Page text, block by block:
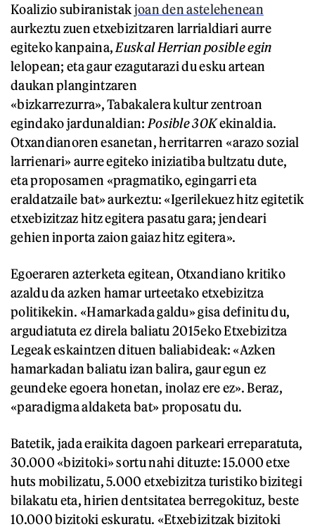
Koalizio subiranistakjoan den astelehenean
aurkeztu zuen etxebizitzaren larrialdiari aurre
egiteko kanpaina, Euskal Herrian posible egin
lelopean; eta gaur ezagutarazi du esku artean
daukan plangintzaren
«bizkarrezurra», Tabakalera kultur zentroan
egindako jardunaldian: Posible 30Kekinaldia.
Otxandianoren esanetan, herritarren «arazo sozial
larrienari» aurre egiteko iniziatiba bultzatu dute,
eta proposamen «pragmatiko, egingarri eta
eraldatzaile bat» aurkeztu: «Igerilekuez hitz egitetik
etxebizitzaz hitz egitera pasatu gara; jendeari
gehien inporta zaion gaiaz hitz egitera».
Egoeraren azterketa egitean, Otxandiano kritiko
azaldu da azken hamar urteetako etxebizitza
politikekin. «Hamarkada galdu» gisa definitu du,
argudiatuta ez direla baliatu 2015eko Etxebizitza
Legeak eskaintzen dituen baliabideak: «Azken
hamarkadan baliatu izan balira, gaur egun ez
geundeke egoera honetan, inolaz ere ez». Beraz,
«paradigma aldaketa bat» proposatu du.
Batetik, jada eraikita dagoen parkeari erreparatuta,
30.000 «bizitoki» sortu nahi dituzte: 15.000 etxe
huts mobilizatu, 5.000 etxebizitza turistiko bizitegi
bilakatu eta, hirien dentsitatea berregokituz, beste
10.000 bizitoki eskuratu. «Etxebizitzak bizitoki